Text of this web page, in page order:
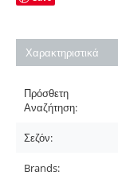
Χαρακτηριστικά
Πρόσθετη
Αναζήτηση:
Σεζόν:
Brands: